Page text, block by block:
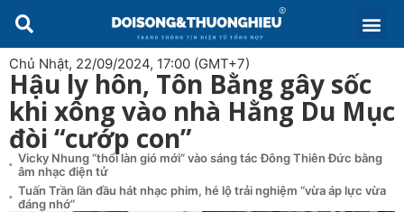
Chủ Nhật, 22/09/2024, 17:00 (GMT+7)
Hậu ly hôn, Tôn Bằng gây sốc
khi xông vào nhà Hằng Du Mục
đòi “cướp con”
Vicky Nhung “thổi làn gió mới” vào sáng tác Đông Thiên Đức bằng
âm nhạc điện tử
Tuấn Trần lần đầu hát nhạc phim, hé lộ trải nghiệm “vừa áp lực vừa
đáng nhớ”